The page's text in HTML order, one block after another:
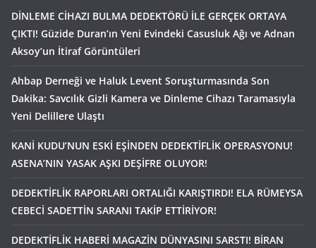
DİNLEME CİHAZI BULMA DEDEKTÖRÜ İLE GERÇEK ORTAYA
ÇIKTI! Güzide Duran’ın Yeni Evindeki Casusluk Ağı ve Adnan
Aksoy’un İtiraf Görüntüleri
Ahbap Derneği ve Haluk Levent Soruşturmasında Son
Dakika: Savcılık Gizli Kamera ve Dinleme Cihazı Taramasıyla
Yeni Delillere Ulaştı
KANİ KUDU’NUN ESKİ EŞİNDEN DEDEKTİFLİK OPERASYONU!
ASENA’NIN YASAK AŞKI DEŞİFRE OLUYOR!
DEDEKTİFLİK RAPORLARI ORTALIĞI KARIŞTIRDI! ELA RÜMEYSA
CEBECİ SADETTİN SARANI TAKİP ETTİRİYOR!
DEDEKTİFLİK HABERİ MAGAZİN DÜNYASINI SARSTI! BİRAN